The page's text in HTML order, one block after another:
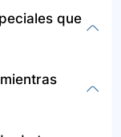
la
sospecha la
o de
que
a
de los